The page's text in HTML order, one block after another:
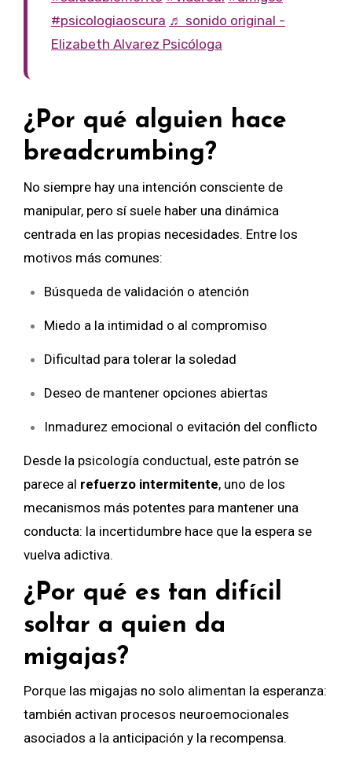
#psicologiaoscura ♬ sonido original -
Elizabeth Alvarez Psicóloga
¿Por qué alguien hace
breadcrumbing?
No siempre hay una intención consciente de
manipular, pero sí suele haber una dinámica
centrada en las propias necesidades. Entre los
motivos más comunes:
Búsqueda de validación o atención
Miedo a la intimidad o al compromiso
Dificultad para tolerar la soledad
Deseo de mantener opciones abiertas
Inmadurez emocional o evitación del conflicto
Desde la psicología conductual, este patrón se
parece al refuerzo intermitente, uno de los
mecanismos más potentes para mantener una
conducta: la incertidumbre hace que la espera se
vuelva adictiva.
¿Por qué es tan difícil
soltar a quien da
migajas?
Porque las migajas no solo alimentan la esperanza:
también activan procesos neuroemocionales
asociados a la anticipación y la recompensa.